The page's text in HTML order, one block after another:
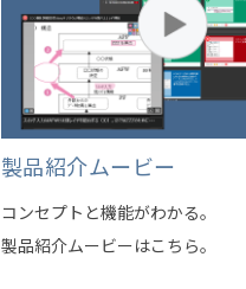
製品紹介ムービー
コンセプトと機能がわかる。
製品紹介ムービーはこちら。